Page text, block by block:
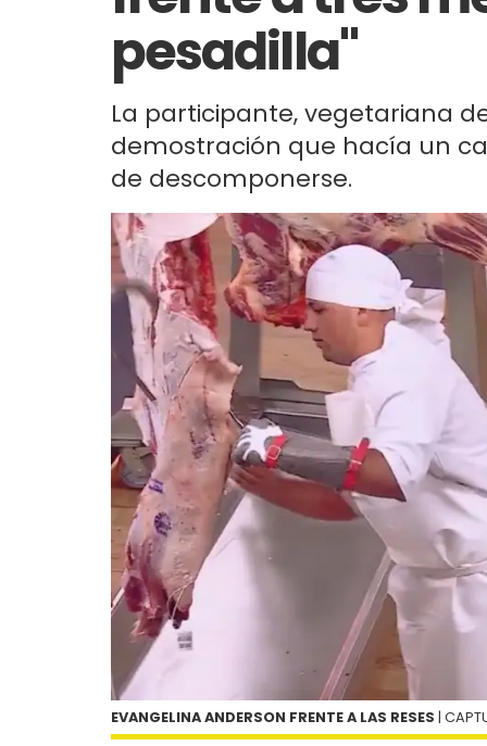
pesadilla"
La participante, vegetariana
demostración que hacía un
de descomponerse.
EVANGELINA ANDERSON FRENTE A LAS RESES |